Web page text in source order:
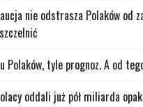
nie odstrasza Polaków od
Polaków, tyle prognoz. A od
oddali już pół miliarda